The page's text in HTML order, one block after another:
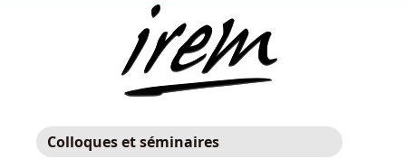
Colloques et séminaires